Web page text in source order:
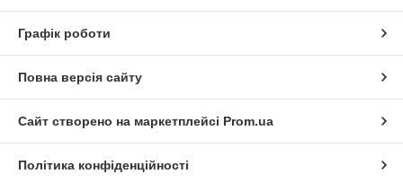
Графік роботи
Повна версія сайту
Сайт створено на маркетплейсі Prom.ua
Політика конфіденційності